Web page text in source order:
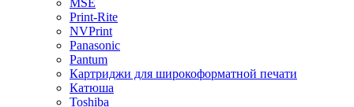
MSE
Print-Rite
NVPrint
Panasonic
Pantum
Картриджи для широкоформатной печати
Катюша
Toshiba